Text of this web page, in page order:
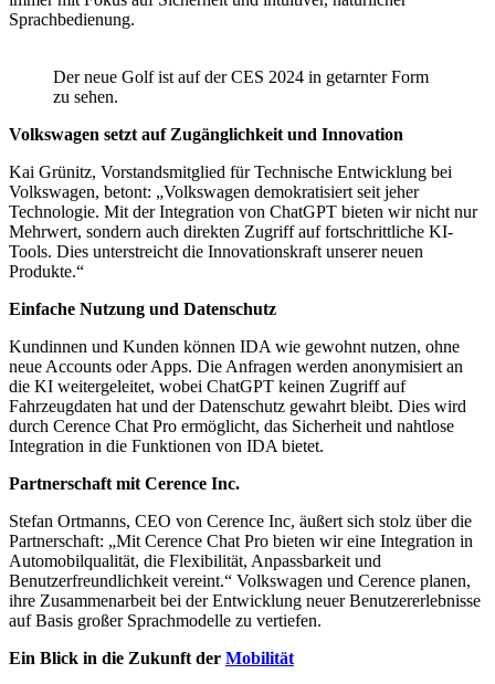
Sprachbedienung.
Der neue Golf ist auf der CES 2024 in getarnter Form
zu sehen.
Volkswagen setzt auf Zugänglichkeit und Innovation
Kai Grünitz, Vorstandsmitglied für Technische Entwicklung bei
Volkswagen, betont: „Volkswagen demokratisiert seit jeher
Technologie. Mit der Integration von ChatGPT bieten wir nicht nur
Mehrwert, sondern auch direkten Zugriff auf fortschrittliche KI-
Tools. Dies unterstreicht die Innovationskraft unserer neuen
Produkte.“
Einfache Nutzung und Datenschutz
Kundinnen und Kunden können IDA wie gewohnt nutzen, ohne
neue Accounts oder Apps. Die Anfragen werden anonymisiert an
die KI weitergeleitet, wobei ChatGPT keinen Zugriff auf
Fahrzeugdaten hat und der Datenschutz gewahrt bleibt. Dies wird
durch Cerence Chat Pro ermöglicht, das Sicherheit und nahtlose
Integration in die Funktionen von IDA bietet.
Partnerschaft mit Cerence Inc.
Stefan Ortmanns, CEO von Cerence Inc, äußert sich stolz über die
Partnerschaft: „Mit Cerence Chat Pro bieten wir eine Integration in
Automobilqualität, die Flexibilität, Anpassbarkeit und
Benutzerfreundlichkeit vereint.“ Volkswagen und Cerence planen,
ihre Zusammenarbeit bei der Entwicklung neuer Benutzererlebnisse
auf Basis großer Sprachmodelle zu vertiefen.
Ein Blick in die Zukunft der Mobilität